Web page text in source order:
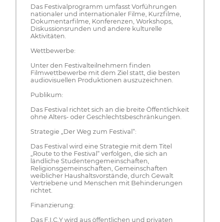
Das Festivalprogramm umfasst Vorführungen
nationaler und internationaler Filme, Kurzfilme,
Dokumentarfilme, Konferenzen, Workshops,
Diskussionsrunden und andere kulturelle
Aktivitäten.
Wettbewerbe:
Unter den Festivalteilnehmern finden
Filmwettbewerbe mit dem Ziel statt, die besten
audiovisuellen Produktionen auszuzeichnen.
Publikum:
Das Festival richtet sich an die breite Öffentlichkeit
ohne Alters- oder Geschlechtsbeschränkungen.
Strategie „Der Weg zum Festival“:
Das Festival wird eine Strategie mit dem Titel
„Route to the Festival“ verfolgen, die sich an
ländliche Studentengemeinschaften,
Religionsgemeinschaften, Gemeinschaften
weiblicher Haushaltsvorstände, durch Gewalt
Vertriebene und Menschen mit Behinderungen
richtet.
Finanzierung:
Das F.I.C.Y wird aus öffentlichen und privaten